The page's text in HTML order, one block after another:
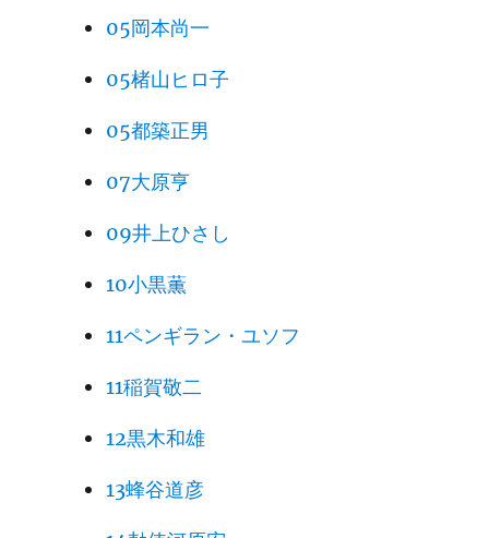
05岡本尚一
05楮山ヒロ子
05都築正男
07大原亨
09井上ひさし
10小黒薫
11ペンギラン・ユソフ
11稲賀敬二
12黒木和雄
13蜂谷道彦